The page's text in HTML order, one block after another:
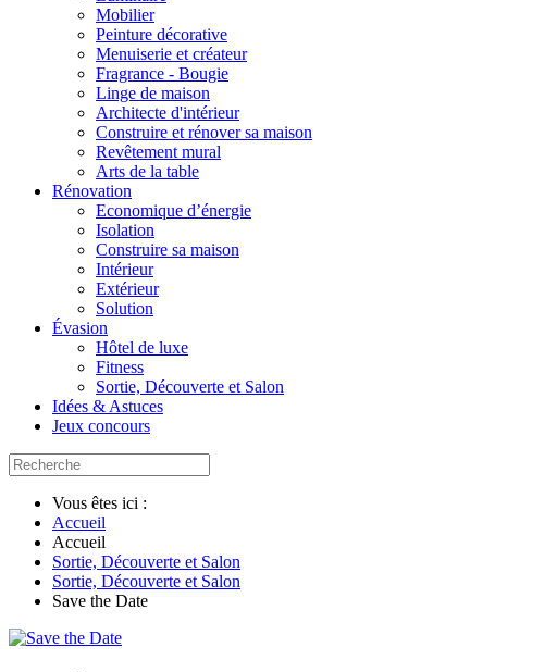
Mobilier
Peinture décorative
Menuiserie et créateur
Fragrance - Bougie
Linge de maison
Architecte d'intérieur
Construire et rénover sa maison
Revêtement mural
Arts de la table
Rénovation
Economique d’énergie
Isolation
Construire sa maison
Intérieur
Extérieur
Solution
Évasion
Hôtel de luxe
Fitness
Sortie, Découverte et Salon
Idées & Astuces
Jeux concours
Vous êtes ici :
Accueil
Accueil
Sortie, Découverte et Salon
Sortie, Découverte et Salon
Save the Date